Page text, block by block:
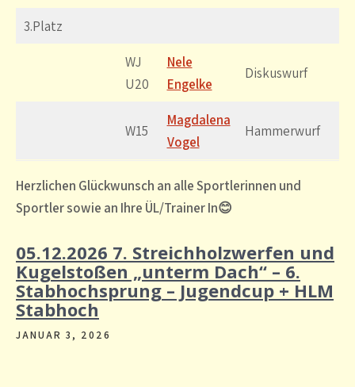
3.Platz
WJ
U20
Nele
Engelke
Diskuswurf
W15
Magdalena
Vogel
Hammerwurf
Herzlichen Glückwunsch an alle Sportlerinnen und
Sportler sowie an Ihre ÜL/Trainer In😊
05.12.2026 7. Streichholzwerfen und
Kugelstoßen „unterm Dach“ – 6.
Stabhochsprung – Jugendcup + HLM
Stabhoch
JANUAR 3, 2026